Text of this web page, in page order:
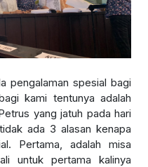
pengalaman spesial bagi
kami tentunya adalah
yang jatuh pada hari
ada 3 alasan kenapa
Pertama, adalah misa
untuk pertama kalinya